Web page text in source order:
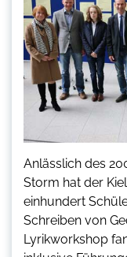
Anlässlich des
Storm hat der
einhundert
Schreiben von
Lyrikworkshop